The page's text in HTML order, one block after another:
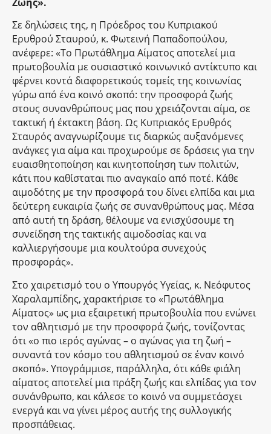
Σε δηλώσεις της, η Πρόεδρος του Κυπριακού
Ερυθρού Σταυρού, κ. Φωτεινή Παπαδοπούλου,
ανέφερε: «Το Πρωτάθλημα Αίματος αποτελεί μια
πρωτοβουλία με ουσιαστικό κοινωνικό αντίκτυπο και
φέρνει κοντά διαφορετικούς τομείς της κοινωνίας
γύρω από ένα κοινό σκοπό: την προσφορά ζωής
στους συνανθρώπους μας που χρειάζονται αίμα, σε
τακτική ή έκτακτη βάση. Ως Κυπριακός Ερυθρός
Σταυρός αναγνωρίζουμε τις διαρκώς αυξανόμενες
ανάγκες για αίμα και προχωρούμε σε δράσεις για την
ευαισθητοποίηση και κινητοποίηση των πολιτών,
κάτι που καθίσταται πιο αναγκαίο από ποτέ. Κάθε
αιμοδότης με την προσφορά του δίνει ελπίδα και μια
δεύτερη ευκαιρία ζωής σε συνανθρώπους μας. Μέσα
από αυτή τη δράση, θέλουμε να ενισχύσουμε τη
συνείδηση της τακτικής αιμοδοσίας και να
καλλιεργήσουμε μια κουλτούρα συνεχούς
προσφοράς».
Στο χαιρετισμό του ο Υπουργός Υγείας, κ. Νεόφυτος
Χαραλαμπίδης, χαρακτήρισε το «Πρωτάθλημα
Αίματος» ως μια εξαιρετική πρωτοβουλία που ενώνει
τον αθλητισμό με την προσφορά ζωής, τονίζοντας
ότι «ο πιο ιερός αγώνας – ο αγώνας για τη ζωή –
συναντά τον κόσμο του αθλητισμού σε έναν κοινό
σκοπό». Υπογράμμισε, παράλληλα, ότι κάθε φιάλη
αίματος αποτελεί μια πράξη ζωής και ελπίδας για τον
συνάνθρωπο, και κάλεσε το κοινό να συμμετάσχει
ενεργά και να γίνει μέρος αυτής της συλλογικής
προσπάθειας.